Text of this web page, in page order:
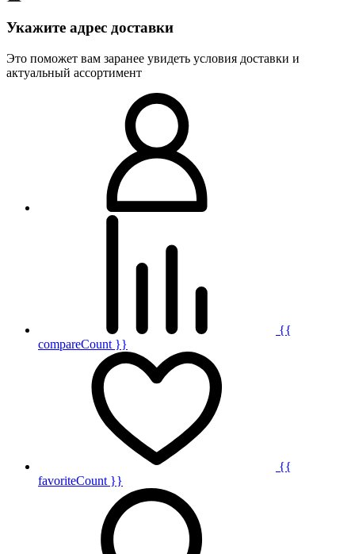
Укажите адрес доставки
Это поможет вам заранее увидеть условия доставки и
актуальный ассортимент
{{
compareCount }}
{{
favoriteCount }}